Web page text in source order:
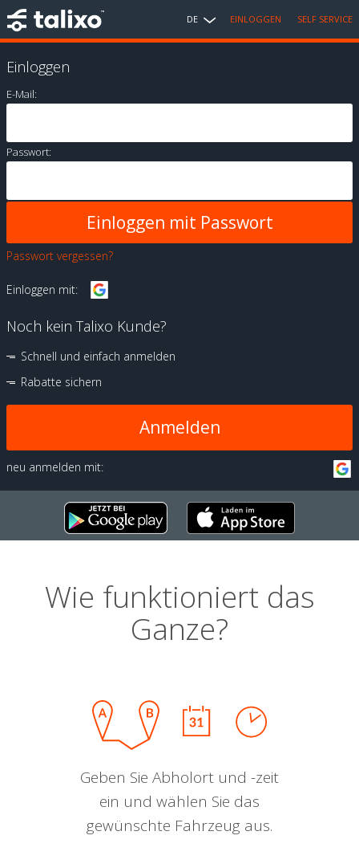
DE EINLOGGEN SELF SERVICE
Einloggen
E-Mail:
Passwort:
Passwort vergessen?
Einloggen mit:
Noch kein Talixo Kunde?
Schnell und einfach anmelden
Rabatte sichern
Anmelden
neu anmelden mit:
Wie funktioniert das
Ganze?
Geben Sie Abholort und -zeit
ein und wählen Sie das
gewünschte Fahrzeug aus.